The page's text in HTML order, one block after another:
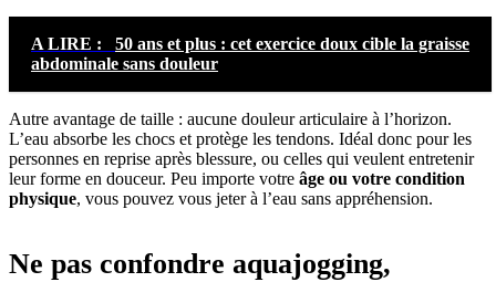
A LIRE :
50 ans et plus : cet exercice doux cible la graisse
abdominale sans douleur
Autre avantage de taille : aucune douleur articulaire à l’horizon.
L’eau absorbe les chocs et protège les tendons. Idéal donc pour les
personnes en reprise après blessure, ou celles qui veulent entretenir
leur forme en douceur. Peu importe votre âge ou votre condition
physique, vous pouvez vous jeter à l’eau sans appréhension.
Ne pas confondre aquajogging,